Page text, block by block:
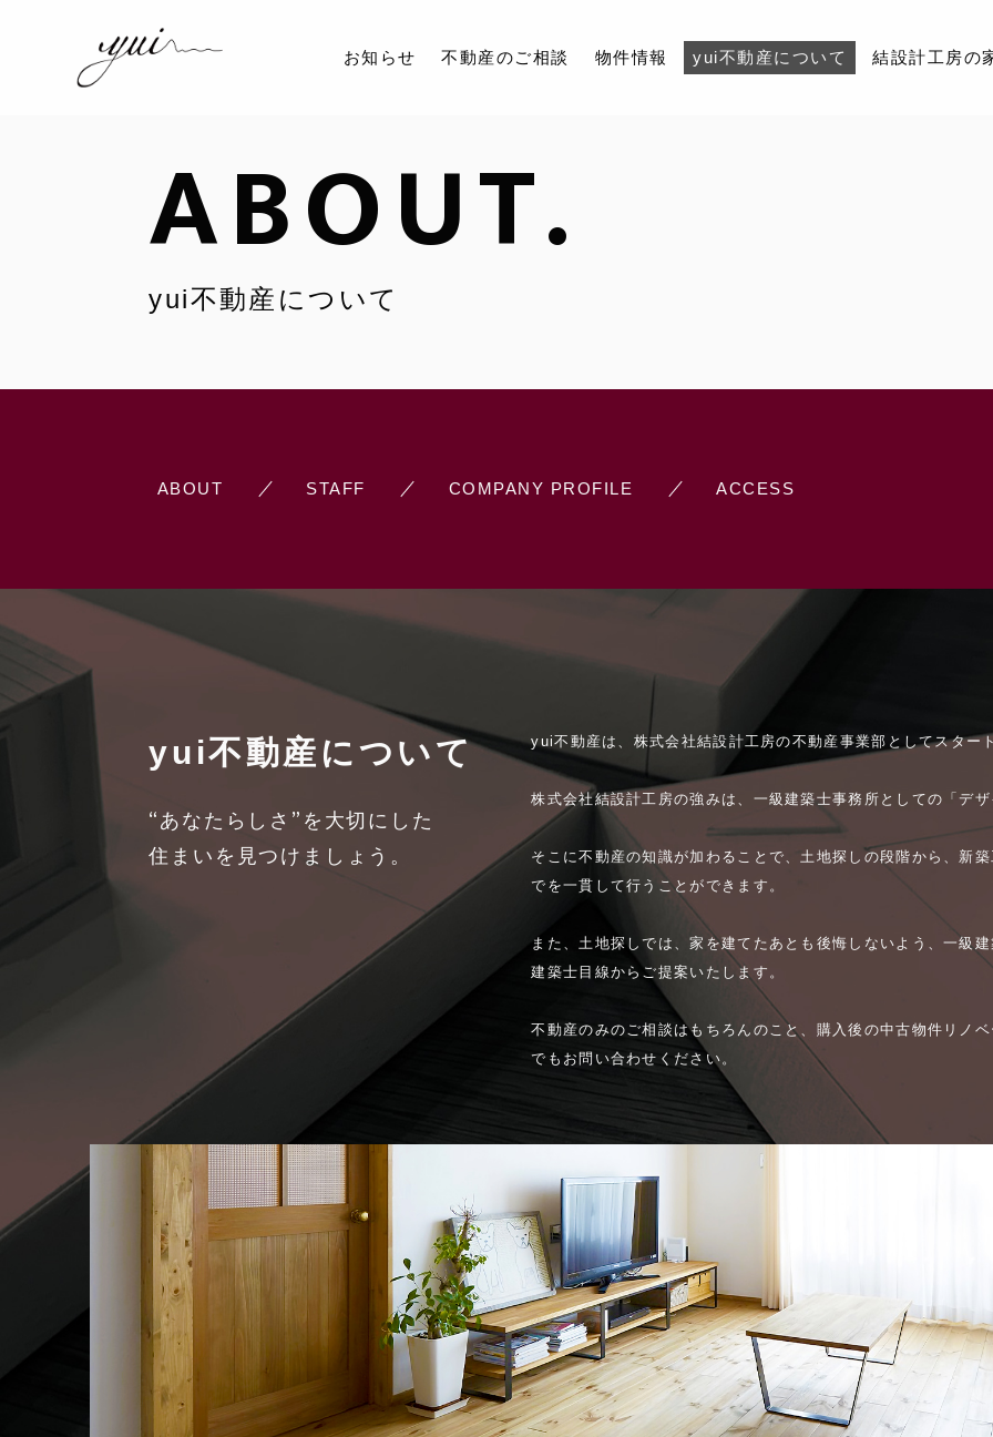
お知らせ 不動産のご相談 物件情報 yui不動産について 結設計工房の
ABOUT.
yui不動産について
ABOUT STAFF COMPANY PROFILE ACCESS
yui不動産について
“あなたらしさ”を大切にした
住まいを見つけましょう。
yui不動産は、株式会社結設計工房の不動産事業部としてスター
株式会社結設計工房の強みは、一級建築士事務所としての「デ
そこに不動産の知識が加わることで、土地探しの段階から、新
でを一貫して行うことができます。
また、土地探しでは、家を建てたあとも後悔しないよう、一級
建築士目線からご提案いたします。
不動産のみのご相談はもちろんのこと、購入後の中古物件リノ
でもお問い合わせください。